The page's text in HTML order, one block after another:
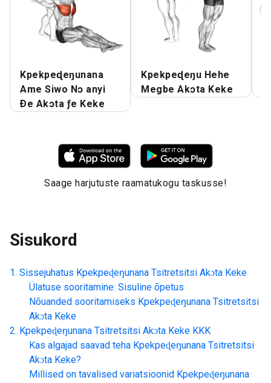
Kpekpeɖeŋunana
Ame Siwo Nɔ anyi
Ðe Akɔta ƒe Keke
Kpekpeɖeŋu Hehe
Megbe Akɔta Keke
Saage harjutuste raamatukogu taskusse!
Sisukord
Sissejuhatus Kpekpeɖeŋunana Tsitretsitsi Akɔta Keke
Ülatuse sooritamine: Sisuline õpetus
Nõuanded sooritamiseks Kpekpeɖeŋunana Tsitretsitsi
Akɔta Keke
Kpekpeɖeŋunana Tsitretsitsi Akɔta Keke KKK
Kas algajad saavad teha Kpekpeɖeŋunana Tsitretsitsi
Akɔta Keke?
Millised on tavalised variatsioonid Kpekpeɖeŋunana